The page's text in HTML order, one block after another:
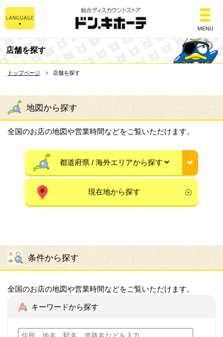
総合ディスカウント
店舗を探す
トップページ 店舗を探す
地図から探す
全国のお店の地図や営業時間などをご覧いただけます。
現在地から探す
条件から探す
全国のお店の地図や営業時間などをご覧いただけます。
キーワードから探す